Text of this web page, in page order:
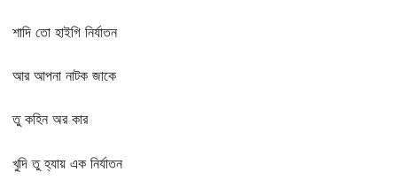
শাদি তো হাইগি নির্যাতন
আর আপনা নাটক জাকে
তু কহিন অর কার
খুদি তু হ্যায় এক নির্যাতন